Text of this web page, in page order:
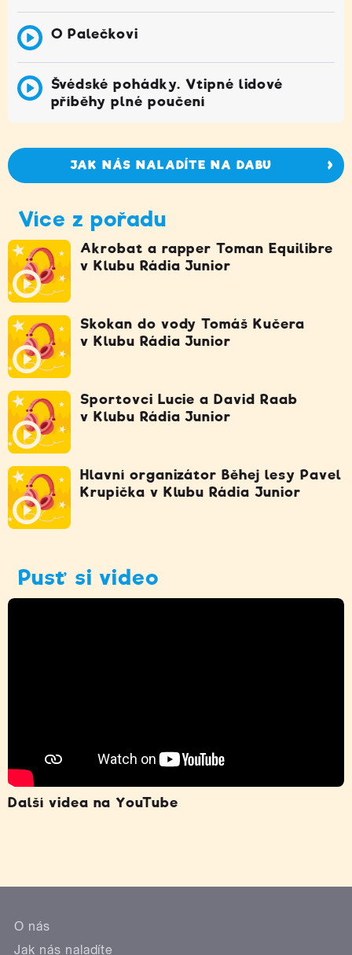
O Palečkovi
Švédské pohádky. Vtipné lidové
příběhy plné poučení
JAK NÁS NALADÍTE NA DABU
Více z pořadu
Akrobat a rapper Toman Equilibre
v Klubu Rádia Junior
Skokan do vody Tomáš Kučera
v Klubu Rádia Junior
Sportovci Lucie a David Raab
v Klubu Rádia Junior
Hlavní organizátor Běhej lesy Pavel
Krupička v Klubu Rádia Junior
Pusť si video
Další videa na YouTube
O nás
Jak nás naladíte